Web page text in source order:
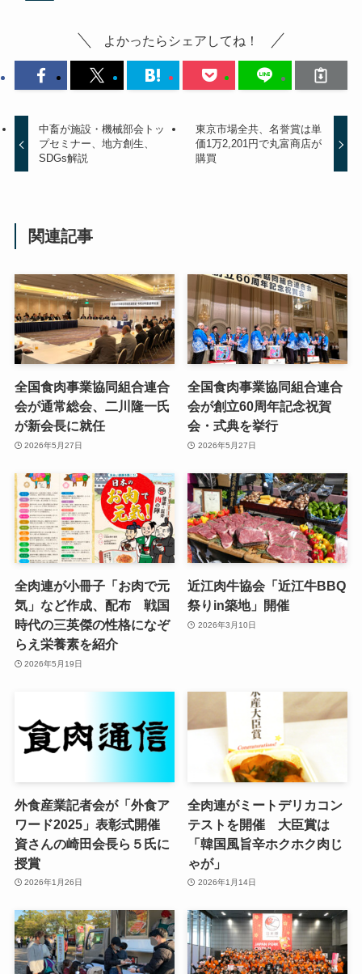
よかったらシェアしてね！
中畜が施設・機械部会トッ
プセミナー、地方創生、
SDGs解説
東京市場全共、名誉賞は単
価1万2,201円で丸富商店が
購買
関連記事
全国食肉事業協同組合連合
会が通常総会、二川隆一氏
が新会長に就任
2026年5月27日
全国食肉事業協同組合連合
会が創立60周年記念祝賀
会・式典を挙行
2026年5月27日
全肉連が小冊子「お肉で元
気」など作成、配布 戦国
時代の三英傑の性格になぞ
らえ栄養素を紹介
2026年5月19日
近江肉牛協会「近江牛BBQ
祭りin築地」開催
2026年3月10日
外食産業記者会が「外食ア
ワード2025」表彰式開催
資さんの崎田会長ら５氏に
授賞
2026年1月26日
全肉連がミートデリカコン
テストを開催 大臣賞は
「韓国風旨辛ホクホク肉じ
ゃが」
2026年1月14日